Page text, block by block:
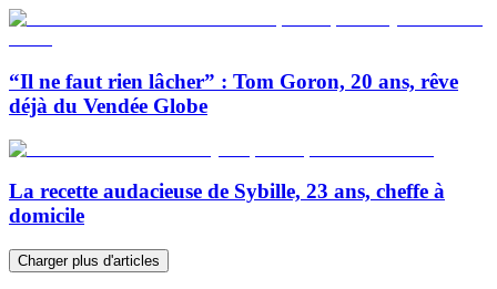
“Il ne faut rien lâcher” : Tom Goron, 20 ans, rêve
déjà du Vendée Globe
La recette audacieuse de Sybille, 23 ans, cheffe à
domicile
Charger plus d'articles